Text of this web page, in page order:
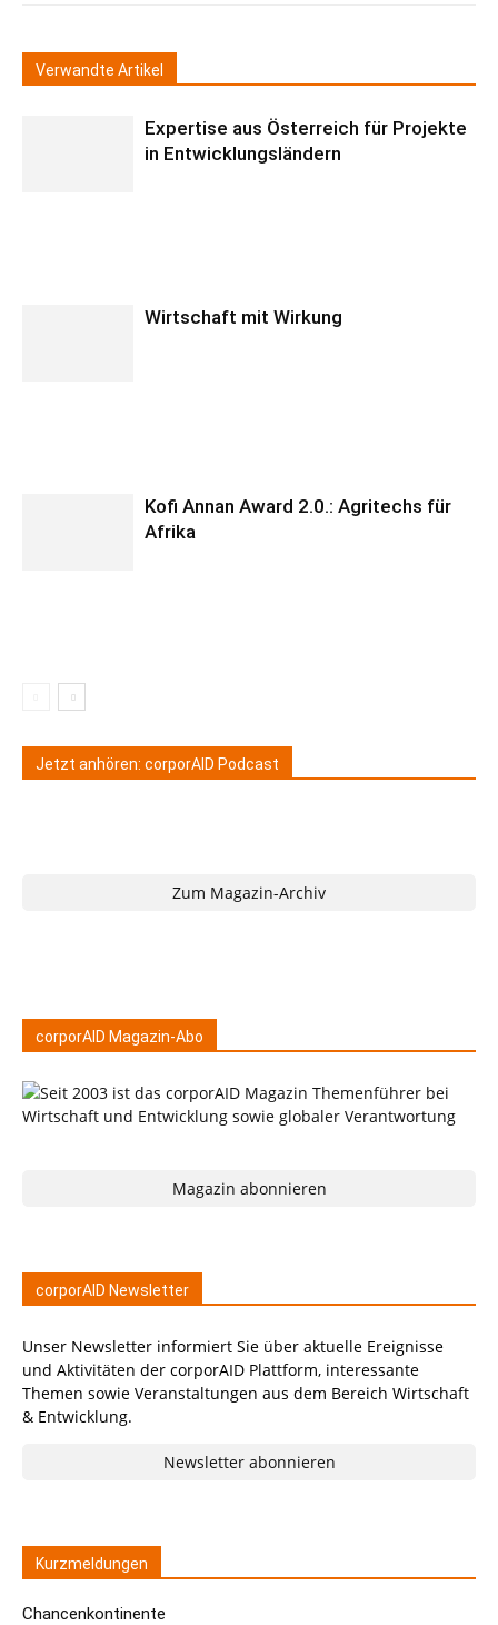
Verwandte Artikel
Expertise aus Österreich für Projekte
in Entwicklungsländern
Wirtschaft mit Wirkung
Kofi Annan Award 2.0.: Agritechs für
Afrika
Jetzt anhören: corporAID Podcast
Zum Magazin-Archiv
corporAID Magazin-Abo
Magazin abonnieren
corporAID Newsletter
Unser Newsletter informiert Sie über aktuelle Ereignisse
und Aktivitäten der corporAID Plattform, interessante
Themen sowie Veranstaltungen aus dem Bereich Wirtschaft
& Entwicklung.
Newsletter abonnieren
Kurzmeldungen
Chancenkontinente